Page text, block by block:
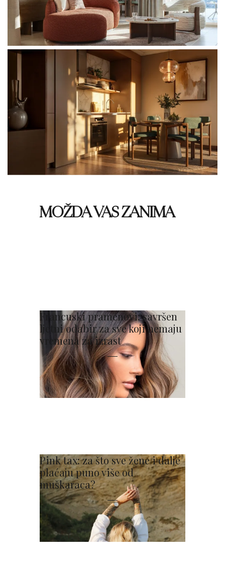
MOŽDA VAS ZANIMA
Francuski pramenovi: savršen
ljetni odabir za sve koji nemaju
vremena za izrast
Pink tax: za što sve žene i dalje
plaćaju puno više od
muškaraca?